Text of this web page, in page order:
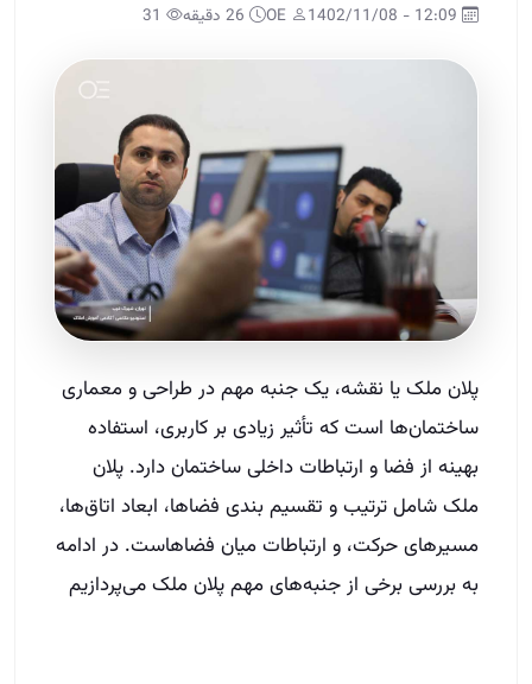
پلان ملک یا نقشه، یک جنبه مهم در طراحی و معماری
ساختمان‌ها است که تأثیر زیادی بر کاربری، استفاده
بهینه از فضا و ارتباطات داخلی ساختمان دارد. پلان
ملک شامل ترتیب و تقسیم بندی فضاها، ابعاد اتاق‌ها،
مسیرهای حرکت، و ارتباطات میان فضاهاست. در ادامه
به بررسی برخی از جنبه‌های مهم پلان ملک می‌پردازیم